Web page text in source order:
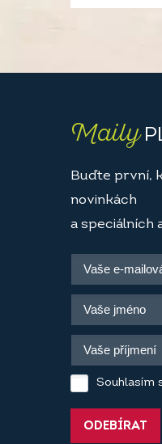
Maily
Buďte první,
novinkách
a speciálních
Souhlasím
ODEBÍRAT